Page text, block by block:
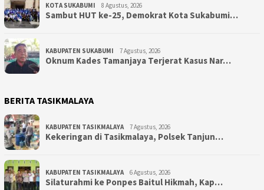
KOTA SUKABUMI 8 Agustus, 2026
Sambut HUT ke-25, Demokrat Kota Sukabumi…
KABUPATEN SUKABUMI 7 Agustus, 2026
Oknum Kades Tamanjaya Terjerat Kasus Nar…
BERITA TASIKMALAYA
KABUPATEN TASIKMALAYA 7 Agustus, 2026
Kekeringan di Tasikmalaya, Polsek Tanjun…
KABUPATEN TASIKMALAYA 6 Agustus, 2026
Silaturahmi ke Ponpes Baitul Hikmah, Kap…